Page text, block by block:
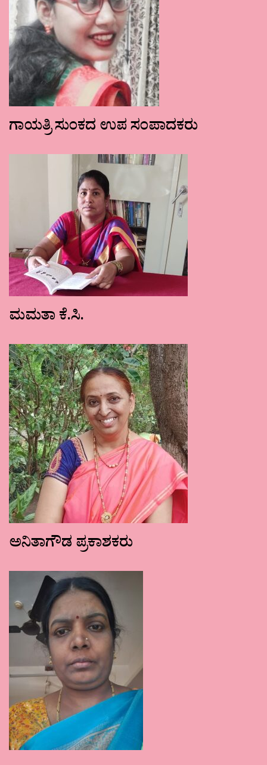
ಗಾಯತ್ರಿ ಸುಂಕದ ಉಪ ಸಂಪಾದಕರು
ಮಮತಾ ಕೆ.ಸಿ.
ಅನಿತಾಗೌಡ ಪ್ರಕಾಶಕರು